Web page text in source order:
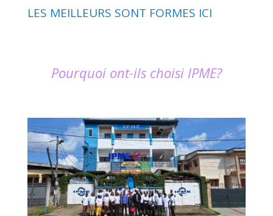
LES MEILLEURS SONT FORMES ICI
Pourquoi ont-ils choisi IPME?